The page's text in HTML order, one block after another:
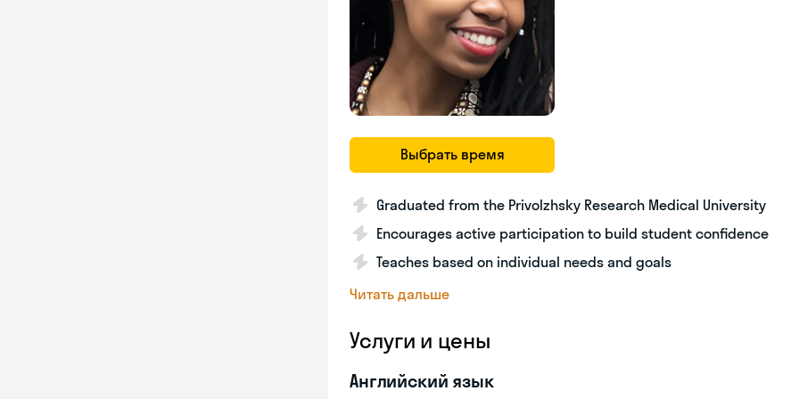
Выбрать время
Graduated from the Privolzhsky Research Medical University
Encourages active participation to build student confidence
Teaches based on individual needs and goals
Читать дальше
Услуги и цены
Английский язык